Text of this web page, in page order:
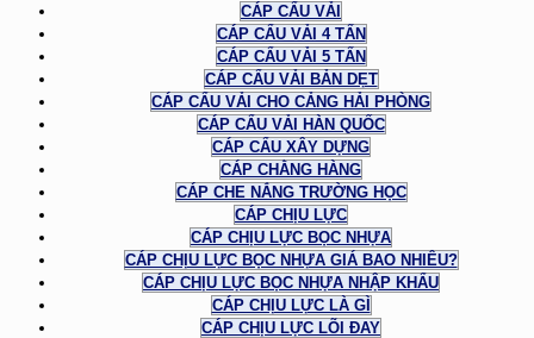
CÁP CẨU VẢI
CÁP CẨU VẢI 4 TẤN
CÁP CẨU VẢI 5 TẤN
CÁP CẨU VẢI BẢN DẸT
CÁP CẨU VẢI CHO CẢNG HẢI PHÒNG
CÁP CẨU VẢI HÀN QUỐC
CÁP CẨU XÂY DỰNG
CÁP CHẰNG HÀNG
CÁP CHE NẮNG TRƯỜNG HỌC
CÁP CHỊU LỰC
CÁP CHỊU LỰC BỌC NHỰA
CÁP CHỊU LỰC BỌC NHỰA GIÁ BAO NHIÊU?
CÁP CHỊU LỰC BỌC NHỰA NHẬP KHẨU
CÁP CHỊU LỰC LÀ GÌ
CÁP CHỊU LỰC LÕI ĐAY